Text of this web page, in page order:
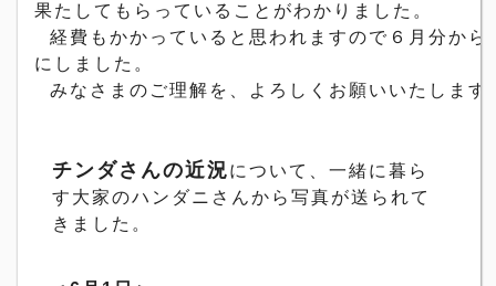
果たしてもらっていることがわかりました。
経費もかかっていると思われますので６月分から
にしました。
みなさまのご理解を、よろしくお願いいたします
チンダさんの近況について、 一緒に暮ら
す大家のハンダニさんから写真が送られて
きました。